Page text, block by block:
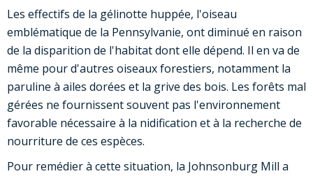
Les effectifs de la gélinotte huppée, l'oiseau
emblématique de la Pennsylvanie, ont diminué en raison
de la disparition de l'habitat dont elle dépend. Il en va de
même pour d'autres oiseaux forestiers, notamment la
paruline à ailes dorées et la grive des bois. Les forêts mal
gérées ne fournissent souvent pas l'environnement
favorable nécessaire à la nidification et à la recherche de
nourriture de ces espèces.
Pour remédier à cette situation, la Johnsonburg Mill a